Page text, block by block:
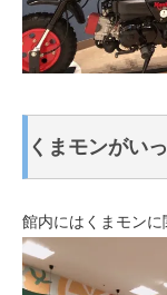
くまモンがい
館内にはくまモンに